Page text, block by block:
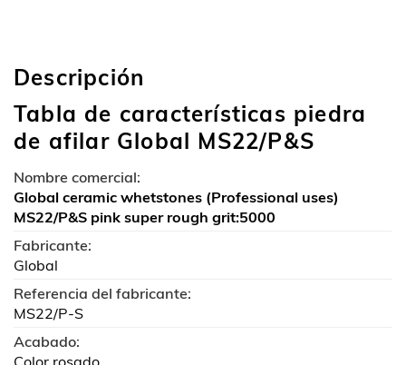
Descripción
Tabla de características piedra
de afilar Global MS22/P&S
Nombre comercial:
Global ceramic whetstones (Professional uses)
MS22/P&S pink super rough grit:5000
Fabricante:
Global
Referencia del fabricante:
MS22/P-S
Acabado:
Color rosado